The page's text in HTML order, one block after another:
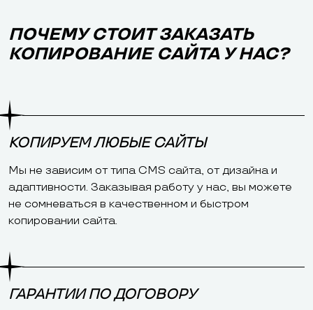
ПОЧЕМУ СТОИТ ЗАКАЗАТЬ
КОПИРОВАНИЕ САЙТА У НАС?
КОПИРУЕМ ЛЮБЫЕ САЙТЫ
Мы не зависим от типа CMS сайта, от дизайна и
адаптивности. Заказывая работу у нас, вы можете
не сомневаться в качественном и быстром
копировании сайта.
ГАРАНТИИ ПО ДОГОВОРУ